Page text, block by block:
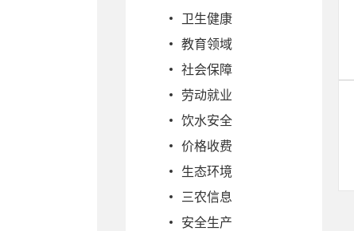
卫生健康
教育领域
社会保障
劳动就业
饮水安全
价格收费
生态环境
三农信息
安全生产